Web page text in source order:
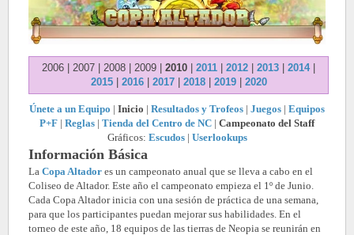
2006 | 2007 | 2008 | 2009 |2010 |2011 |2012 |2013 |2014 |
2015| 2016| 2017 | 2018| 2019| 2020
Únete a un Equipo | Inicio | Resultados y Trofeos | Juegos | Equipos
P+F | Reglas | Tienda del Centro de NC | Campeonato del Staff
Gráficos: Escudos | Userlookups
Información Básica
La Copa Altador es un campeonato anual que se lleva a cabo en el
Coliseo de Altador. Este año el campeonato empieza el 1º de Junio.
Cada Copa Altador inicia con una sesión de práctica de una semana,
para que los participantes puedan mejorar sus habilidades. En el
torneo de este año, 18 equipos de las tierras de Neopia se reunirán en